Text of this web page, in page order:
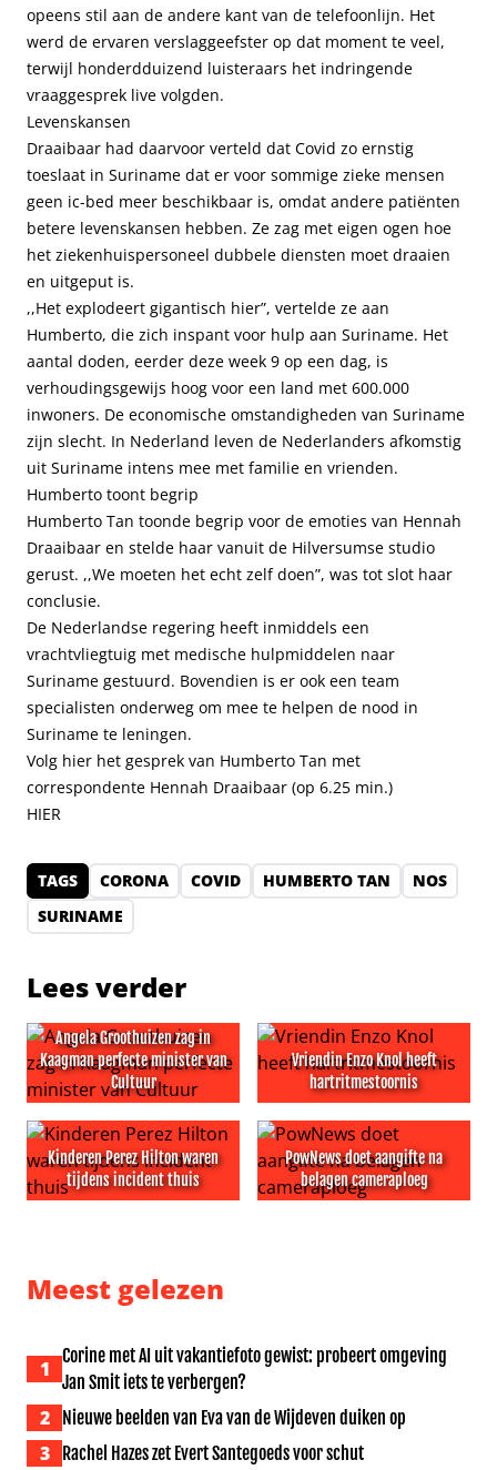
opeens stil aan de andere kant van de telefoonlijn. Het
werd de ervaren verslaggeefster op dat moment te veel,
terwijl honderdduizend luisteraars het indringende
vraaggesprek live volgden.
Levenskansen
Draaibaar had daarvoor verteld dat Covid zo ernstig
toeslaat in Suriname dat er voor sommige zieke mensen
geen ic-bed meer beschikbaar is, omdat andere patiënten
betere levenskansen hebben. Ze zag met eigen ogen hoe
het ziekenhuispersoneel dubbele diensten moet draaien
en uitgeput is.
,,Het explodeert gigantisch hier”, vertelde ze aan
Humberto, die zich inspant voor hulp aan Suriname. Het
aantal doden, eerder deze week 9 op een dag, is
verhoudingsgewijs hoog voor een land met 600.000
inwoners. De economische omstandigheden van Suriname
zijn slecht. In Nederland leven de Nederlanders afkomstig
uit Suriname intens mee met familie en vrienden.
Humberto toont begrip
Humberto Tan toonde begrip voor de emoties van Hennah
Draaibaar en stelde haar vanuit de Hilversumse studio
gerust. ,,We moeten het echt zelf doen”, was tot slot haar
conclusie.
De Nederlandse regering heeft inmiddels een
vrachtvliegtuig met medische hulpmiddelen naar
Suriname gestuurd. Bovendien is er ook een team
specialisten onderweg om mee te helpen de nood in
Suriname te leningen.
Volg hier het gesprek van Humberto Tan met
correspondente Hennah Draaibaar (op 6.25 min.)
HIER
TAGS CORONA COVID HUMBERTO TAN
NOS
SURINAME
Lees verder
Angela Groothuizen zag in
Kaagman perfecte minister van
Cultuur
Angela Groothuizen zag in Kaagman perfecte minister
Vriendin Enzo Knol heeft
hartritmestoornis
Vriendin Enzo Knol heeft
Kinderen Perez Hilton waren
tijdens incident thuis
PowNews doet aangifte na
belagen cameraploeg
Meest gelezen
1
Corine met AI uit vakantiefoto gewist: probeert omgeving
Jan Smit iets te verbergen?
2 Nieuwe beelden van Eva van de Wijdeven duiken op
3 Rachel Hazes zet Evert Santegoeds voor schut